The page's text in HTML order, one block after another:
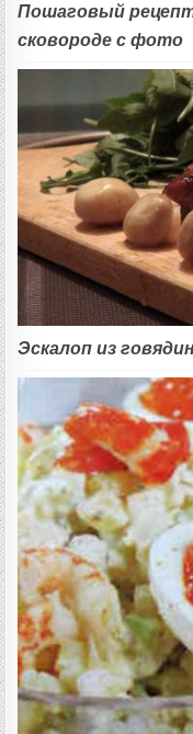
Пошаговый
сковороде с фото
Эскалоп из